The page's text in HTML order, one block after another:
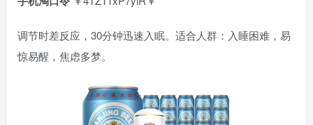
调节时差反应，30分钟迅速入眠。适合人群：入睡困难，易
惊易醒，焦虑多梦。